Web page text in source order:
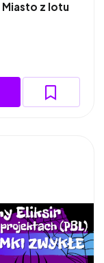
z lotu